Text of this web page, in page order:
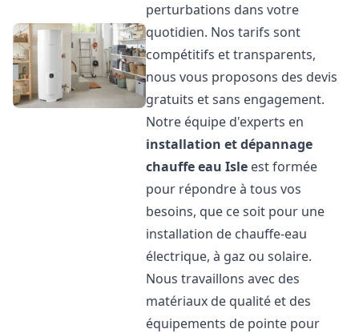
perturbations dans votre
quotidien. Nos tarifs sont
compétitifs et transparents,
nous vous proposons des devis
gratuits et sans engagement.
Notre équipe d'experts en
installation et dépannage
chauffe eau Isle est formée
pour répondre à tous vos
besoins, que ce soit pour une
installation de chauffe-eau
électrique, à gaz ou solaire.
Nous travaillons avec des
matériaux de qualité et des
équipements de pointe pour